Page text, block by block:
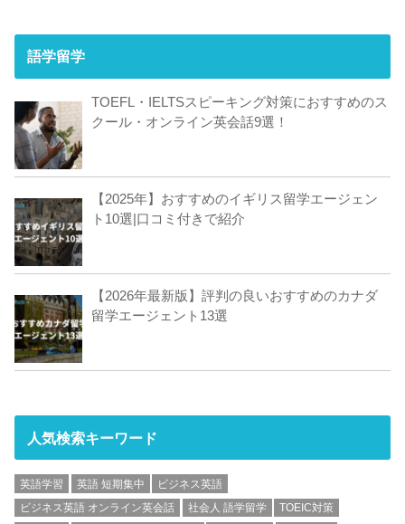
語学留学
TOEFL・IELTSスピーキング対策におすすめのス
クール・オンライン英会話9選！
【2025年】おすすめのイギリス留学エージェン
ト10選|口コミ付きで紹介
【2026年最新版】評判の良いおすすめのカナダ
留学エージェント13選
人気検索キーワード
英語学習 英語 短期集中
ビジネス英語
ビジネス英語 オンライン英会話
社会人 語学留学
TOEIC対策